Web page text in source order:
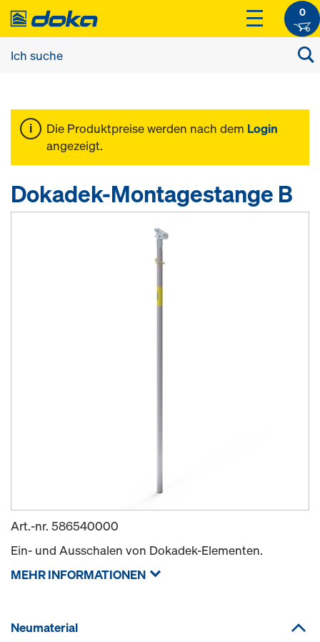
0
Die Produktpreise werden nach dem Login
angezeigt.
Dokadek-Montagestange B
Art.-nr. 586540000
Ein- und Ausschalen von Dokadek-Elementen.
MEHR INFORMATIONEN
Neumaterial